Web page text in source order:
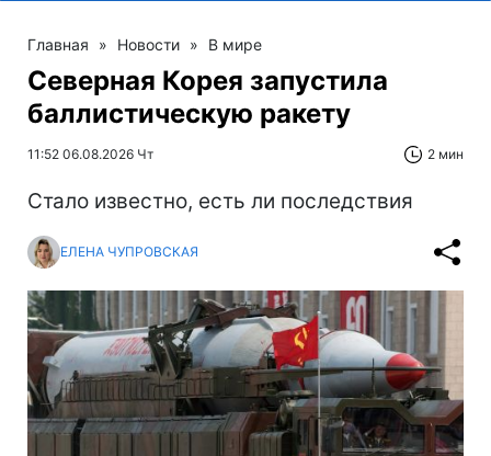
Главная » Новости » В мире
Северная Корея запустила
баллистическую ракету
11:52 06.08.2026 Чт 2 мин
Стало известно, есть ли последствия
ЕЛЕНА ЧУПРОВСКАЯ